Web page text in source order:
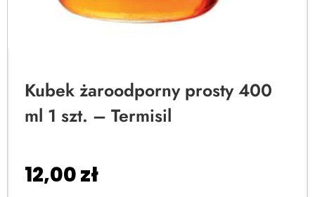
Kubek żaroodporny prosty 400
ml 1 szt. – Termisil
12,00zł